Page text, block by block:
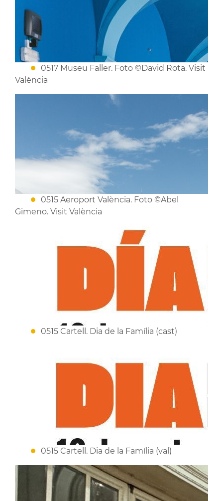
0517 Museu Faller. Foto ©David Rota. Visit
València
0515 Aeroport València. Foto ©Abel
Gimeno. Visit València
0515 Cartell. Dia de la Família (cast)
0515 Cartell. Dia de la Família (val)